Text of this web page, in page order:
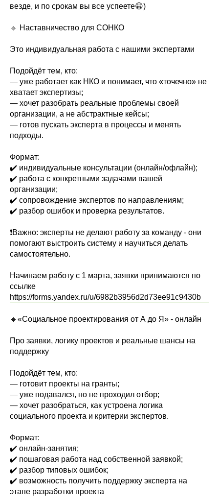
везде, и по срокам вы все успеете😀)
🔹 Наставничество для СОНКО
Это индивидуальная работа с нашими экспертами
Подойдёт тем, кто:
— уже работает как НКО и понимает, что «точечно» не
хватает экспертизы;
— хочет разобрать реальные проблемы своей
организации, а не абстрактные кейсы;
— готов пускать эксперта в процессы и менять
подходы.
Формат:
✔️ индивидуальные консультации (онлайн/офлайн);
✔️ работа с конкретными задачами вашей
организации;
✔️ сопровождение экспертов по направлениям;
✔️ разбор ошибок и проверка результатов.
❗️Важно: эксперты не делают работу за команду - они
помогают выстроить систему и научиться делать
самостоятельно.
Начинаем работу с 1 марта, заявки принимаются по
ссылке
https://forms.yandex.ru/u/6982b3956d2d73ee91c9430b
🔹«Социальное проектирования от А до Я» - онлайн
Про заявки, логику проектов и реальные шансы на
поддержку
Подойдёт тем, кто:
— готовит проекты на гранты;
— уже подавался, но не проходил отбор;
— хочет разобраться, как устроена логика
социального проекта и критерии экспертов.
Формат:
✔️ онлайн-занятия;
✔️ пошаговая работа над собственной заявкой;
✔️ разбор типовых ошибок;
✔️ возможность получить поддержку эксперта на
этапе разработки проекта